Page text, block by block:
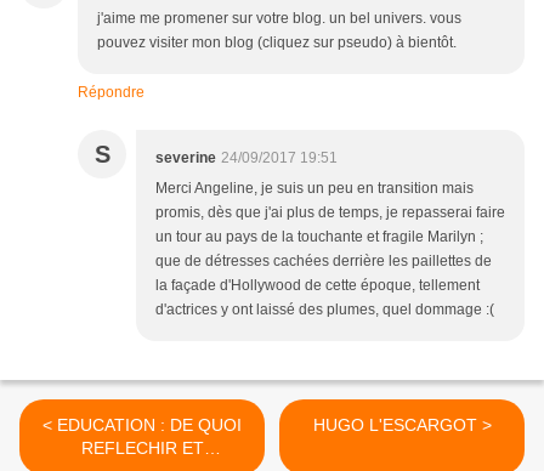
j'aime me promener sur votre blog. un bel univers. vous
pouvez visiter mon blog (cliquez sur pseudo) à bientôt.
Répondre
S severine 24/09/2017 19:51
Merci Angeline, je suis un peu en transition mais
promis, dès que j'ai plus de temps, je repasserai faire
un tour au pays de la touchante et fragile Marilyn ;
que de détresses cachées derrière les paillettes de
la façade d'Hollywood de cette époque, tellement
d'actrices y ont laissé des plumes, quel dommage :(
< EDUCATION : DE QUOI
REFLECHIR ET
HUGO L'ESCARGOT >